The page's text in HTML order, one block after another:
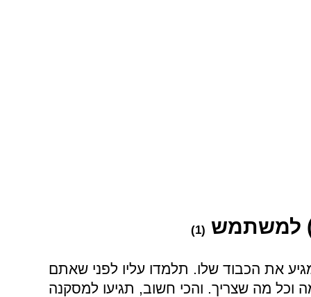
למשתמש (1)
את הכבוד שלו. תלמדו עליו לפני שאתם
מה שצריך. והכי חשוב, תגיעו למסקנה